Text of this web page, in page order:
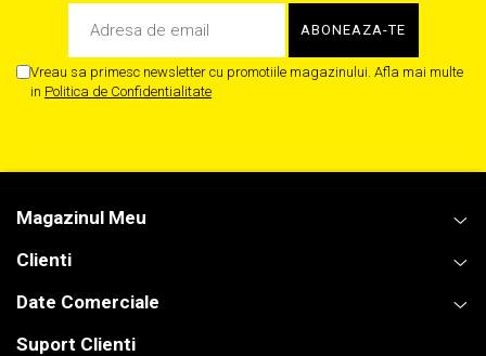
Vreau sa primesc newsletter cu promotiile magazinului. Afla mai multe
in Politica de Confidentialitate
Magazinul Meu
Clienti
Date Comerciale
Suport Clienti